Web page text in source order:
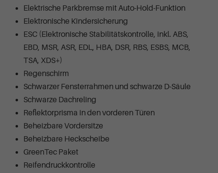
Elektrische Parkbremse mit Auto-Hold-Funktion
Elektronische Kindersicherung
ESC (Elektronische Stabilitätskontrolle, inkl. ABS,
EBD, MSR, ASR, EDL, HBA, DSR, RBS, ESBS, MCB,
TSA, XDS+)
Regenschirm
Schwarzer Fensterrahmen und schwarze D-Säule
Schwarze Dachreling
Reflektorprisma in den vorderen Türen
Beheizbare Vordersitze
Beheizbare Heckscheibe
GreenTec Paket
Reifendruckkontrolle